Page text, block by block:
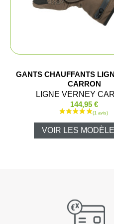
Pantalons
Pantalons
Gilets
T-shirts,
Chaussures
GANTS CHAUFFANTS
CARRON
LIGNE VERNEY
144,95 €
VOIR LES